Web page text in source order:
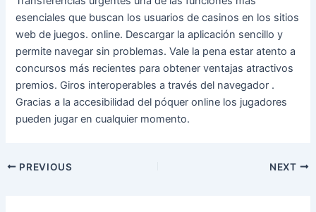
esenciales que buscan los usuarios de casinos en los sitios
web de juegos. online. Descargar la aplicación sencillo y
permite navegar sin problemas. Vale la pena estar atento a
concursos más recientes para obtener ventajas atractivos
premios. Giros interoperables a través del navegador .
Gracias a la accesibilidad del póquer online los jugadores
pueden jugar en cualquier momento.
PostPREVIOUS NEXT